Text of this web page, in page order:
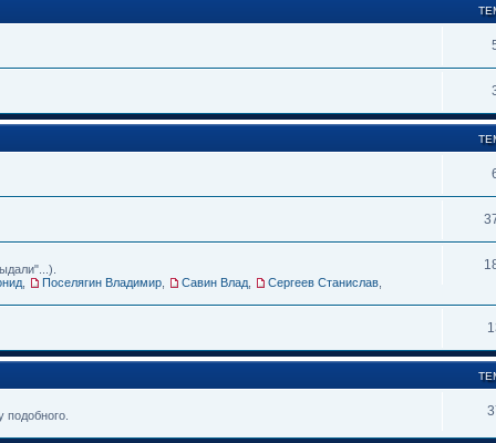
Поселягин Владимир Савин Влад Сергеев Станислав